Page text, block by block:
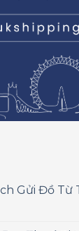
Gửi Đồ Từ